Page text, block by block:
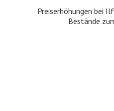
Preiserhöhungen bei
Bestände